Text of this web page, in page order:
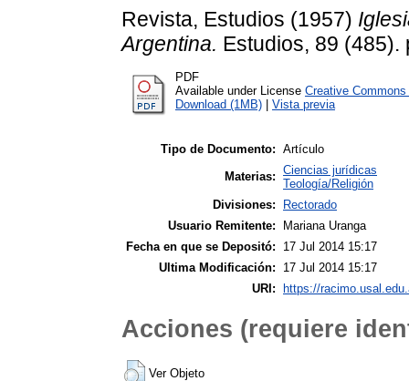
Revista, Estudios (1957)
Argentina. Estudios, 89 (485).
PDF
Available under License Creative
Download (1MB)
Vista previa
Tipo de Documento: Artículo
Materias: Ciencias jurídicas
Teología/Religión
Divisiones:
Rectorado
Usuario Remitente:
Mariana Uranga
Fecha en que se Depositó:
17 Jul 2014 15:17
Ultima Modificación:
17 Jul 2014 15:17
URI:
https://
Acciones (requiere
Ver Objeto